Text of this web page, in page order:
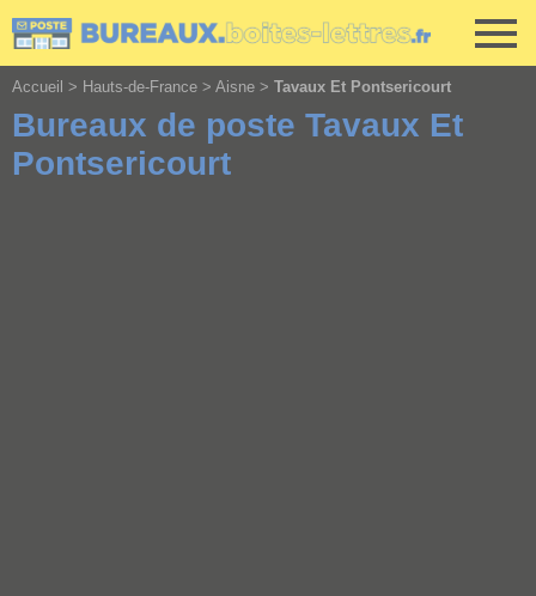
Accueil > Hauts-de-France > Aisne > Tavaux Et Pontsericourt
Bureaux de poste Tavaux Et
Pontsericourt